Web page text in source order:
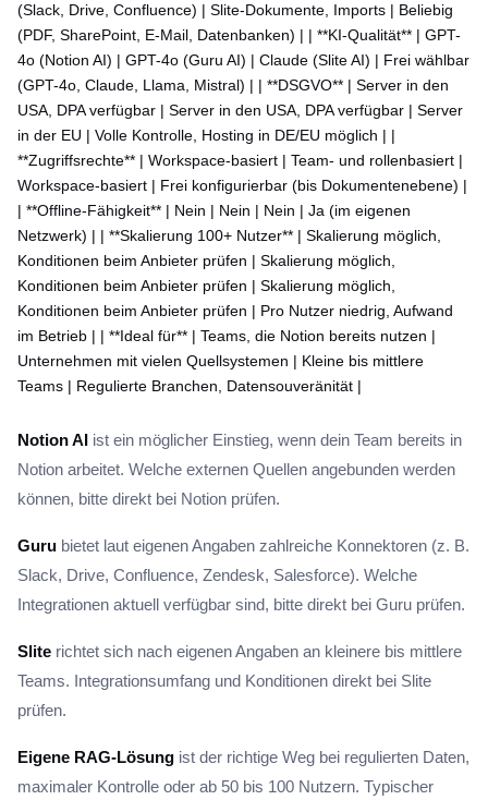
(Slack, Drive, Confluence) | Slite-Dokumente, Imports | Beliebig
(PDF, SharePoint, E-Mail, Datenbanken) | | **KI-Qualität** | GPT-
4o (Notion AI) | GPT-4o (Guru AI) | Claude (Slite AI) | Frei wählbar
(GPT-4o, Claude, Llama, Mistral) | | **DSGVO** | Server in den
USA, DPA verfügbar | Server in den USA, DPA verfügbar | Server
in der EU | Volle Kontrolle, Hosting in DE/EU möglich | |
**Zugriffsrechte** | Workspace-basiert | Team- und rollenbasiert |
Workspace-basiert | Frei konfigurierbar (bis Dokumentenebene) |
| **Offline-Fähigkeit** | Nein | Nein | Nein | Ja (im eigenen
Netzwerk) | | **Skalierung 100+ Nutzer** | Skalierung möglich,
Konditionen beim Anbieter prüfen | Skalierung möglich,
Konditionen beim Anbieter prüfen | Skalierung möglich,
Konditionen beim Anbieter prüfen | Pro Nutzer niedrig, Aufwand
im Betrieb | | **Ideal für** | Teams, die Notion bereits nutzen |
Unternehmen mit vielen Quellsystemen | Kleine bis mittlere
Teams | Regulierte Branchen, Datensouveränität |
Notion AI ist ein möglicher Einstieg, wenn dein Team bereits in
Notion arbeitet. Welche externen Quellen angebunden werden
können, bitte direkt bei Notion prüfen.
Guru bietet laut eigenen Angaben zahlreiche Konnektoren (z. B.
Slack, Drive, Confluence, Zendesk, Salesforce). Welche
Integrationen aktuell verfügbar sind, bitte direkt bei Guru prüfen.
Slite richtet sich nach eigenen Angaben an kleinere bis mittlere
Teams. Integrationsumfang und Konditionen direkt bei Slite
prüfen.
Eigene RAG-Lösung ist der richtige Weg bei regulierten Daten,
maximaler Kontrolle oder ab 50 bis 100 Nutzern. Typischer